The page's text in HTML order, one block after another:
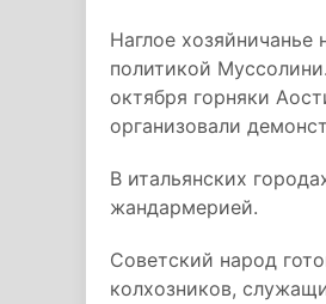
Наглое
политикой
октября горняки
организовали
В итальянских
жандармерией.
Советский народ
колхозников,